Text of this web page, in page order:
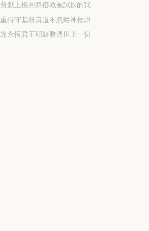
督獻上挽回祭搭救被試探的我
重持守基督真道不忽略神救恩
靠永恆君王耶穌勝過世上一切